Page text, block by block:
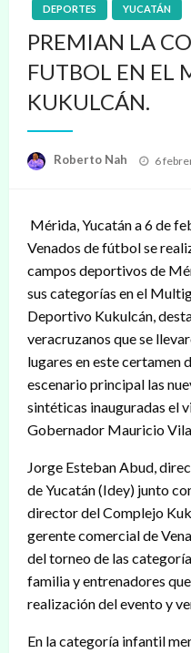
DEPORTES YUCATÁN
PREMIAN LA
FUTBOL EN EL
KUKULCÁN.
Roberto Nah 6
Mérida, Yucatán a 6 de
Venados de fútbol se
campos deportivos de
sus categorías en el
Deportivo Kukulcán,
veracruzanos que se
lugares en este certamen
escenario principal las
sintéticas inauguradas el
Gobernador Mauricio
Jorge Esteban Abud,
de Yucatán (Idey) junto
director del Complejo
gerente comercial de
del torneo de las
familia y entrenadores
realización del evento y
En la categoría infantil